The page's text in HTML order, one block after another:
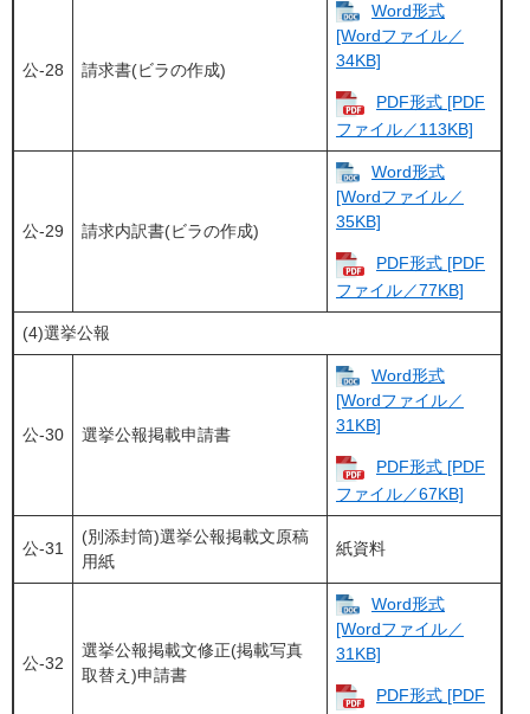
公-28 請求書(ビラの作成)
Word形式
[Wordファイル／
34KB]
PDF形式 [PDF
ファイル／113KB]
公-29 請求内訳書(ビラの作成)
Word形式
[Wordファイル／
35KB]
PDF形式 [PDF
ファイル／77KB]
(4)選挙公報
公-30 選挙公報掲載申請書
Word形式
[Wordファイル／
31KB]
PDF形式 [PDF
ファイル／67KB]
公-31
(別添封筒)選挙公報掲載文原稿
用紙
紙資料
公-32
選挙公報掲載文修正(掲載写真
取替え)申請書
Word形式
[Wordファイル／
31KB]
PDF形式 [PDF